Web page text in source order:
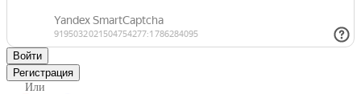
Войти
Регистрация
Или